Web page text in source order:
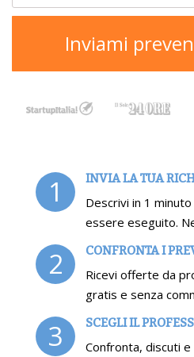
Inviami
1 INVIA LA TUA
Descrivi in 1
essere eseguito.
2 CONFRONTA I
Ricevi offerte da
gratis e senza
3 SCEGLI IL
Confronta, discuti